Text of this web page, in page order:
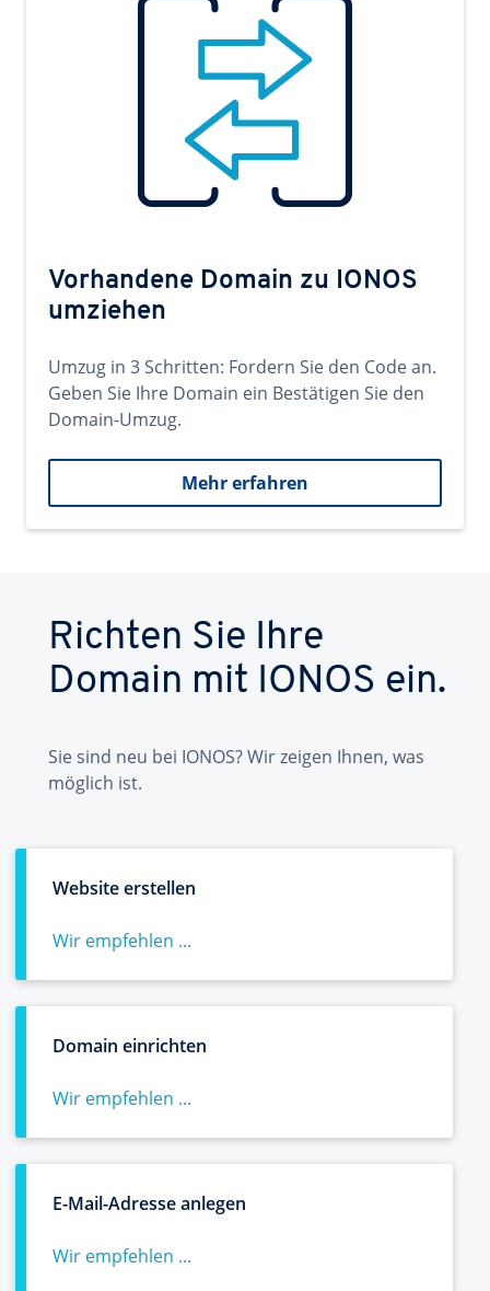
Vorhandene Domain zu IONOS
umziehen
Umzug in 3 Schritten: Fordern Sie den Code an.
Geben Sie Ihre Domain ein Bestätigen Sie den
Domain-Umzug.
Mehr erfahren
Richten Sie Ihre
Domain mit IONOS ein.
Sie sind neu bei IONOS? Wir zeigen Ihnen, was
möglich ist.
Website erstellen
Wir empfehlen ...
Domain einrichten
Wir empfehlen ...
E-Mail-Adresse anlegen
Wir empfehlen ...